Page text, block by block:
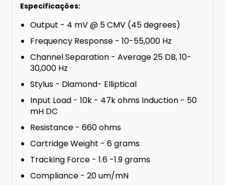
Especificações:
Output - 4 mV @ 5 CMV (45 degrees)
Frequency Response - 10-55,000 Hz
Channel Separation - Average 25 DB, 10-
30,000 Hz
Stylus - Diamond- Elliptical
Input Load - 10k - 47k ohms Induction - 50
mH DC
Resistance - 660 ohms
Cartridge Weight - 6 grams
Tracking Force - 1.6 -1.9 grams
Compliance - 20 um/mN